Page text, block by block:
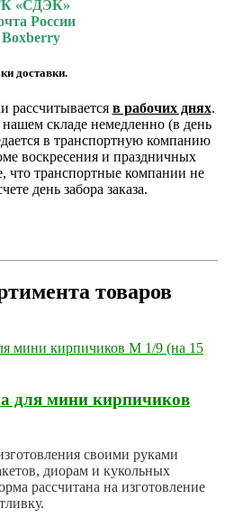
«СДЭК»
России
Boxberry
доставки.
рассчитывается в рабочих днях.
складе немедленно (в день
в транспортную компанию
воскресения и праздничных
что транспортные компании не
день забора заказа.
товаров
для мини кирпичиков
своими руками
диорам и кукольных
рассчитана на изготовление